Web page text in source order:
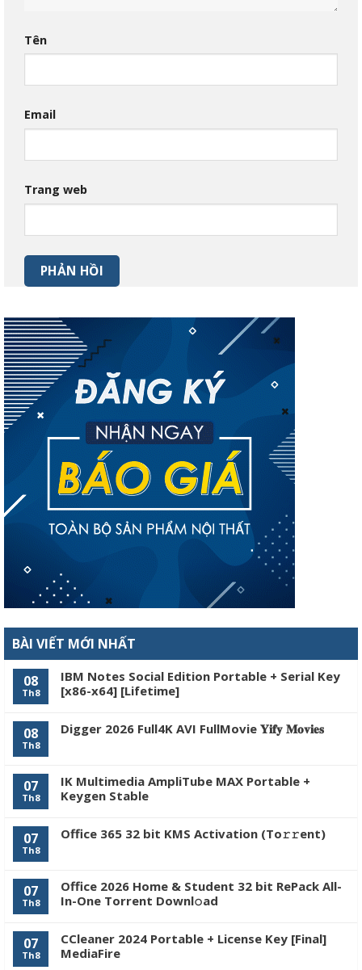
Tên
Email
Trang web
BÀI VIẾT MỚI NHẤT
08
Th8
IBM Notes Social Edition Portable + Serial Key
[x86-x64] [Lifetime]
08
Th8
Digger 2026 Full4K AVI FullMovie 𝐘𝐢𝐟𝐲 𝐌𝐨𝐯𝐢𝐞𝐬
07
Th8
IK Multimedia AmpliTube MAX Portable +
Keygen Stable
07
Th8
Office 365 32 bit KMS Activation (To𝚛𝚛еnt)
07
Th8
Office 2026 Home & Student 32 bit RePack All-
In-One Torrent Downl𝚘аd
07
Th8
CCleaner 2024 Portable + License Key [Final]
MediaFire